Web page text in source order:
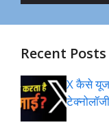
Recent Posts
X कैसे
टेक्नोलॉजी